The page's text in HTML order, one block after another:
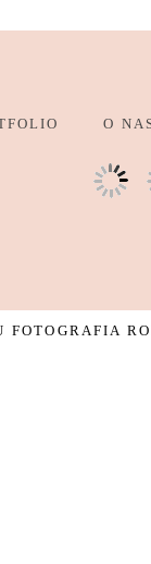
O
FOTOGRAFIA